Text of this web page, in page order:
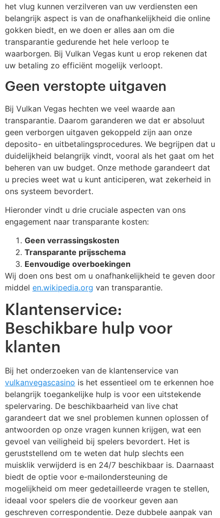
het vlug kunnen verzilveren van uw verdiensten een
belangrijk aspect is van de onafhankelijkheid die online
gokken biedt, en we doen er alles aan om die
transparantie gedurende het hele verloop te
waarborgen. Bij Vulkan Vegas kunt u erop rekenen dat
uw betaling zo efficiënt mogelijk verloopt.
Geen verstopte uitgaven
Bij Vulkan Vegas hechten we veel waarde aan
transparantie. Daarom garanderen we dat er absoluut
geen verborgen uitgaven gekoppeld zijn aan onze
deposito- en uitbetalingsprocedures. We begrijpen dat u
duidelijkheid belangrijk vindt, vooral als het gaat om het
beheren van uw budget. Onze methode garandeert dat
u precies weet wat u kunt anticiperen, wat zekerheid in
ons systeem bevordert.
Hieronder vindt u drie cruciale aspecten van ons
engagement naar transparante kosten:
Geen verrassingskosten
Transparante prijsschema
Eenvoudige overboekingen
Wij doen ons best om u onafhankelijkheid te geven door
middel en.wikipedia.org van transparantie.
Klantenservice:
Beschikbare hulp voor
klanten
Bij het onderzoeken van de klantenservice van
vulkanvegascasino is het essentieel om te erkennen hoe
belangrijk toegankelijke hulp is voor een uitstekende
spelervaring. De beschikbaarheid van live chat
garandeert dat we snel problemen kunnen oplossen of
antwoorden op onze vragen kunnen krijgen, wat een
gevoel van veiligheid bij spelers bevordert. Het is
geruststellend om te weten dat hulp slechts een
muisklik verwijderd is en 24/7 beschikbaar is. Daarnaast
biedt de optie voor e-mailondersteuning de
mogelijkheid om meer gedetailleerde vragen te stellen,
ideaal voor spelers die de voorkeur geven aan
geschreven correspondentie. Deze dubbele aanpak van